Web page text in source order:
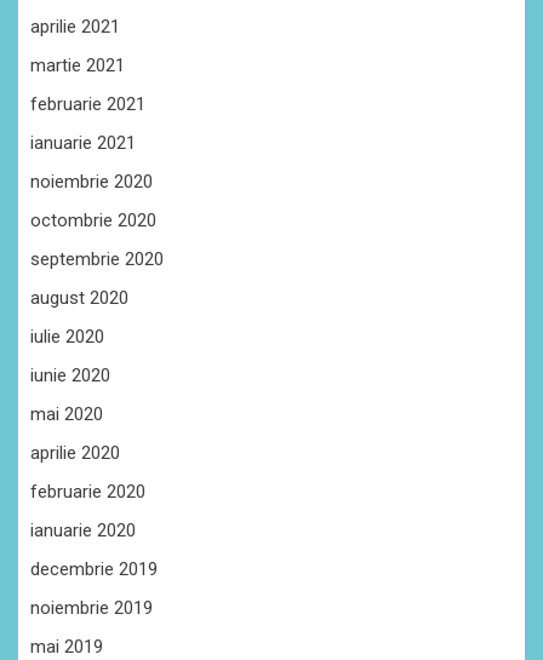
aprilie 2021
martie 2021
februarie 2021
ianuarie 2021
noiembrie 2020
octombrie 2020
septembrie 2020
august 2020
iulie 2020
iunie 2020
mai 2020
aprilie 2020
februarie 2020
ianuarie 2020
decembrie 2019
noiembrie 2019
mai 2019